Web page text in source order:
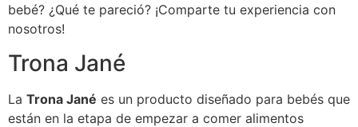
bebé? ¿Qué te pareció? ¡Comparte tu experiencia con
nosotros!
Trona Jané
La Trona Jané es un producto diseñado para bebés que
están en la etapa de empezar a comer alimentos